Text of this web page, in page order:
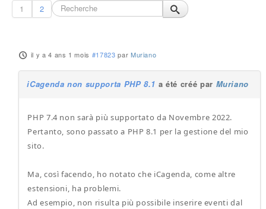
1 2
il y a 4 ans 1 mois #17823 par Muriano
iCagenda non supporta PHP 8.1 a été créé par Muriano
PHP 7.4 non sarà più supportato da Novembre 2022.
Pertanto, sono passato a PHP 8.1 per la gestione del mio
sito.
Ma, così facendo, ho notato che iCagenda, come altre
estensioni, ha problemi.
Ad esempio, non risulta più possibile inserire eventi dal